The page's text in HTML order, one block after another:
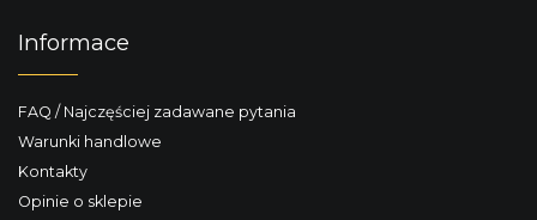
Informace
FAQ / Najczęściej zadawane pytania
Warunki handlowe
Kontakty
Opinie o sklepie